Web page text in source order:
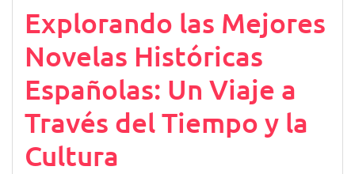
Explorando las Mejores
Novelas Históricas
Españolas: Un Viaje a
Través del Tiempo y la
Cultura